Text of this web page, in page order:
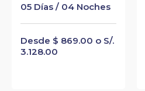
05 Días / 04 Noches
Desde $ 869.00 o S/.
3.128.00